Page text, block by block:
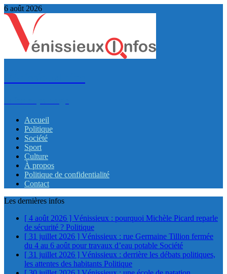
6 août 2026
Accueil
Politique
Société
Sport
Culture
À propos
Politique de confidentialité
Contact
Les dernières infos
[ 4 août 2026 ] Vénissieux : pourquoi Michèle Picard reparle
de sécurité ? Politique
[ 31 juillet 2026 ] Vénissieux : rue Germaine Tillion fermée
du 4 au 6 août pour travaux d’eau potable Société
[ 31 juillet 2026 ] Vénissieux : derrière les débats politiques,
les attentes des habitants Politique